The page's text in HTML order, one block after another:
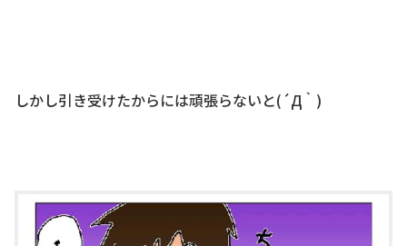
しかし引き受けたからには頑張らないと(´Д｀)